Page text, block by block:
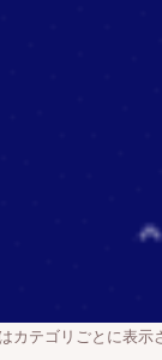
カテゴリごとに表示